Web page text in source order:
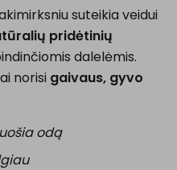
suteikia veidui
pridėtinių
dalelėmis.
norisi gaivaus, gyvo
odą